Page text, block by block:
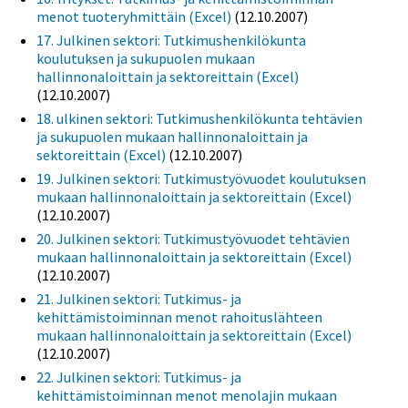
menot tuoteryhmittäin (Excel) (12.10.2007)
17. Julkinen sektori: Tutkimushenkilökunta
koulutuksen ja sukupuolen mukaan
hallinnonaloittain ja sektoreittain (Excel)
(12.10.2007)
18. ulkinen sektori: Tutkimushenkilökunta tehtävien
ja sukupuolen mukaan hallinnonaloittain ja
sektoreittain (Excel) (12.10.2007)
19. Julkinen sektori: Tutkimustyövuodet koulutuksen
mukaan hallinnonaloittain ja sektoreittain (Excel)
(12.10.2007)
20. Julkinen sektori: Tutkimustyövuodet tehtävien
mukaan hallinnonaloittain ja sektoreittain (Excel)
(12.10.2007)
21. Julkinen sektori: Tutkimus- ja
kehittämistoiminnan menot rahoituslähteen
mukaan hallinnonaloittain ja sektoreittain (Excel)
(12.10.2007)
22. Julkinen sektori: Tutkimus- ja
kehittämistoiminnan menot menolajin mukaan